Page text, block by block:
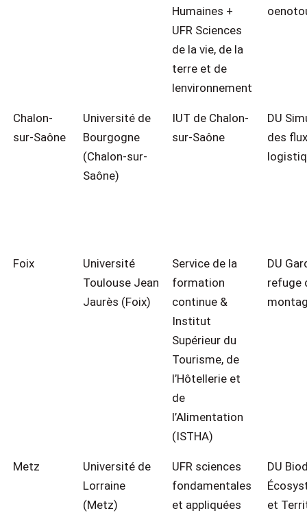
Humaines +
UFR Sciences
de la vie, de la
terre et de
lenvironnement
Chalon-
sur-Saône
Université de
Bourgogne
(Chalon-sur-
Saône)
IUT de Chalon-
sur-Saône
DU
des flux
Foix
Université
Toulouse Jean
Jaurès (Foix)
Service de la
formation
continue &
Institut
Supérieur du
Tourisme, de
l’Hôtellerie et
de
l’Alimentation
(ISTHA)
DU
refuge
Metz
Université de
Lorraine
(Metz)
UFR sciences
fondamentales
et appliquées
DU
et